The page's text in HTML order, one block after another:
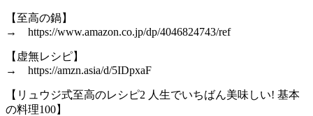
【至高の鍋】
→ https://www.amazon.co.jp/dp/4046824743/ref
【虚無レシピ】
→ https://amzn.asia/d/5IDpxaF
【リュウジ式至高のレシピ2 人生でいちばん美味しい! 基本
の料理100】